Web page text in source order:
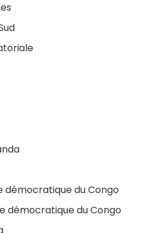
démocratique du Congo
démocratique du Congo